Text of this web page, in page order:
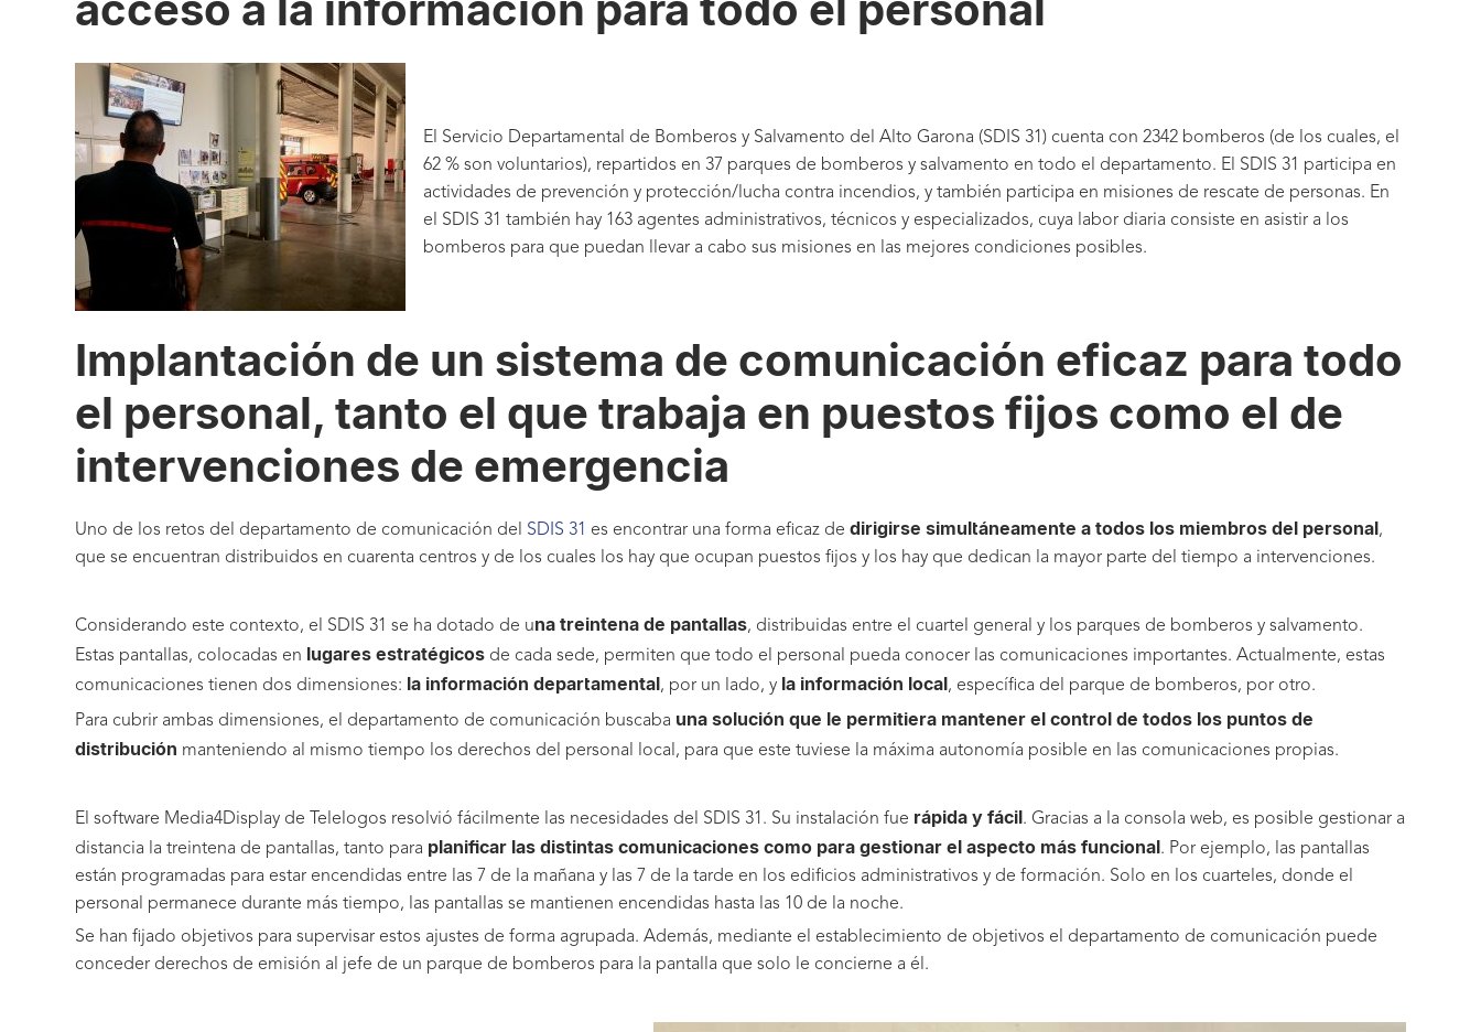
El Servicio Departamental de Bomberos y Salvamento del Alto Garona (SDIS 31) cuenta con 2342 bomberos (de los cuales, el
62 % son voluntarios), repartidos en 37 parques de bomberos y salvamento en todo el departamento. El SDIS 31 participa en
actividades de prevención y protección/lucha contra incendios, y también participa en misiones de rescate de personas. En
el SDIS 31 también hay 163 agentes administrativos, técnicos y especializados, cuya labor diaria consiste en asistir a los
bomberos para que puedan llevar a cabo sus misiones en las mejores condiciones posibles.
Implantación de un sistema de comunicación eficaz para todo
el personal, tanto el que trabaja en puestos fijos como el de
intervenciones de emergencia
Uno de los retos del departamento de comunicación del SDIS 31 es encontrar una forma eficaz de dirigirse simultáneamente a todos los miembros del personal,
que se encuentran distribuidos en cuarenta centros y de los cuales los hay que ocupan puestos fijos y los hay que dedican la mayor parte del tiempo a intervenciones.
Considerando este contexto, el SDIS 31 se ha dotado de una treintena de pantallas, distribuidas entre el cuartel general y los parques de bomberos y salvamento.
Estas pantallas, colocadas en lugares estratégicos de cada sede, permiten que todo el personal pueda conocer las comunicaciones importantes. Actualmente, estas
comunicaciones tienen dos dimensiones: la información departamental, por un lado, y la información local, específica del parque de bomberos, por otro.
Para cubrir ambas dimensiones, el departamento de comunicación buscaba una solución que le permitiera mantener el control de todos los puntos de
distribución manteniendo al mismo tiempo los derechos del personal local, para que este tuviese la máxima autonomía posible en las comunicaciones propias.
El software Media4Display de Telelogos resolvió fácilmente las necesidades del SDIS 31. Su instalación fue rápida y fácil. Gracias a la consola web, es posible gestionar a
distancia la treintena de pantallas, tanto para planificar las distintas comunicaciones como para gestionar el aspecto más funcional. Por ejemplo, las pantallas
están programadas para estar encendidas entre las 7 de la mañana y las 7 de la tarde en los edificios administrativos y de formación. Solo en los cuarteles, donde el
personal permanece durante más tiempo, las pantallas se mantienen encendidas hasta las 10 de la noche.
Se han fijado objetivos para supervisar estos ajustes de forma agrupada. Además, mediante el establecimiento de objetivos el departamento de comunicación puede
conceder derechos de emisión al jefe de un parque de bomberos para la pantalla que solo le concierne a él.